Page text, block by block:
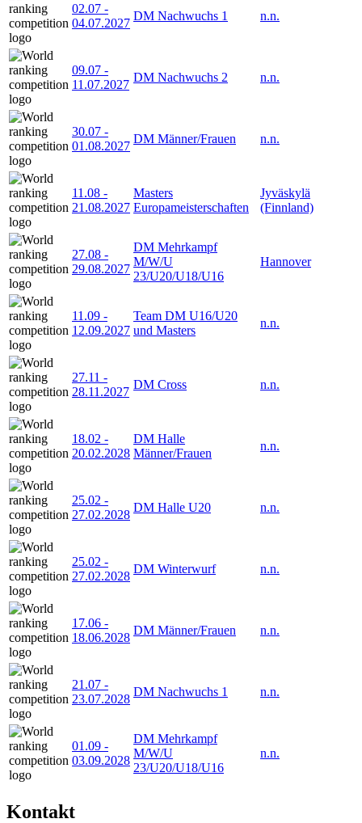
02.07 -
04.07.2027
DM Nachwuchs 1 n.n.
09.07 -
11.07.2027
DM Nachwuchs 2 n.n.
30.07 -
01.08.2027
DM Männer/Frauen n.n.
11.08 -
21.08.2027
Masters
Europameisterschaften
Jyväskylä
(Finnland)
27.08 -
29.08.2027
DM Mehrkampf
M/W/U
23/U20/U18/U16
Hannover
11.09 -
12.09.2027
Team DM U16/U20
und Masters
n.n.
27.11 -
28.11.2027
DM Cross n.n.
18.02 -
20.02.2028
DM Halle
Männer/Frauen
n.n.
25.02 -
27.02.2028
DM Halle U20 n.n.
25.02 -
27.02.2028
DM Winterwurf n.n.
17.06 -
18.06.2028
DM Männer/Frauen n.n.
21.07 -
23.07.2028
DM Nachwuchs 1 n.n.
01.09 -
03.09.2028
DM Mehrkampf
M/W/U
23/U20/U18/U16
n.n.
Kontakt